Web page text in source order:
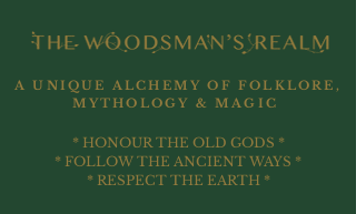
A UNIQUE ALCHEMY OF FOLKLORE,
MYTHOLOGY & MAGIC
* HONOUR THE OLD GODS *
* FOLLOW THE ANCIENT WAYS *
* RESPECT THE EARTH *